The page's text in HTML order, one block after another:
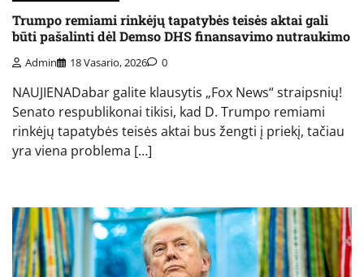
Trumpo remiami rinkėjų tapatybės teisės aktai gali
būti pašalinti dėl Demso DHS finansavimo nutraukimo
Admin 18 Vasario, 2026 0
NAUJIENADabar galite klausytis „Fox News“ straipsnių!
Senato respublikonai tikisi, kad D. Trumpo remiami
rinkėjų tapatybės teisės aktai bus žengti į priekį, tačiau
yra viena problema […]